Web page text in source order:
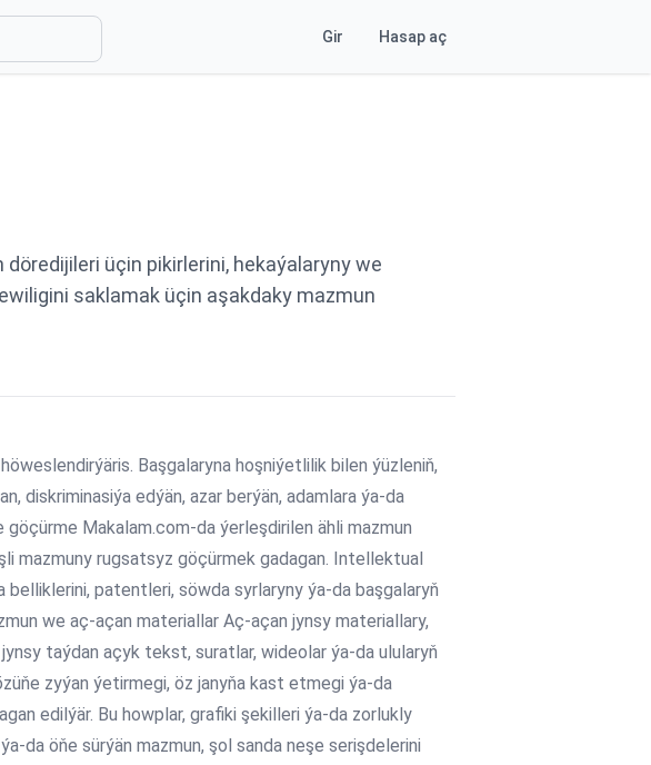
Gir Hasap aç
üçin pikirlerini, hekaýalaryny we
saklamak üçin aşakdaky mazmun
Başgalaryna hoşniýetlilik bilen ýüzleniň,
diskriminasiýa edýän, azar berýän, adamlara ýa-da
Makalam.com-da ýerleşdirilen ähli mazmun
mazmuny rugsatsyz göçürmek gadagan. Intellektual
patentleri, söwda syrlaryny ýa-da başgalaryň
we aç-açan materiallar Aç-açan jynsy materiallary,
taýdan açyk tekst, suratlar, wideolar ýa-da ulularyň
zyýan ýetirmegi, öz janyňa kast etmegi ýa-da
edilýär. Bu howplar, grafiki şekilleri ýa-da zorlukly
da öňe sürýän mazmun, şol sanda neşe serişdelerini